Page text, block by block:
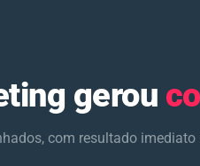
gerou
com resultado imediato